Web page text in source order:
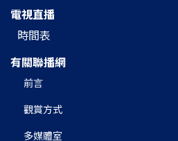
電視直播
時間表
有關聯播網
前言
觀賞方式
多媒體室